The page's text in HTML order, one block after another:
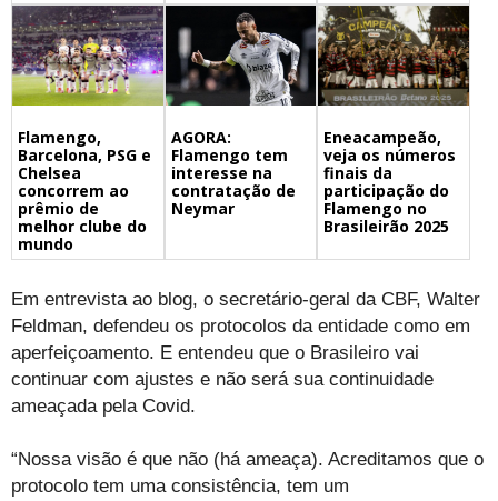
Flamengo,
Barcelona, PSG e
Chelsea
concorrem ao
prêmio de
melhor clube do
mundo
AGORA:
Flamengo tem
interesse na
contratação de
Neymar
Eneacampeão,
veja os números
finais da
participação do
Flamengo no
Brasileirão 2025
Em entrevista ao blog, o secretário-geral da CBF, Walter
Feldman, defendeu os protocolos da entidade como em
aperfeiçoamento. E entendeu que o Brasileiro vai
continuar com ajustes e não será sua continuidade
ameaçada pela Covid.
“Nossa visão é que não (há ameaça). Acreditamos que o
protocolo tem uma consistência, tem um